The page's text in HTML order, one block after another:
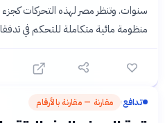
سنوات. وتنظر مصر لهذه التحركات كجزء
منظومة مائية متكاملة للتحكم في
تدافع› مقارنة — مقارنة بالأرقام